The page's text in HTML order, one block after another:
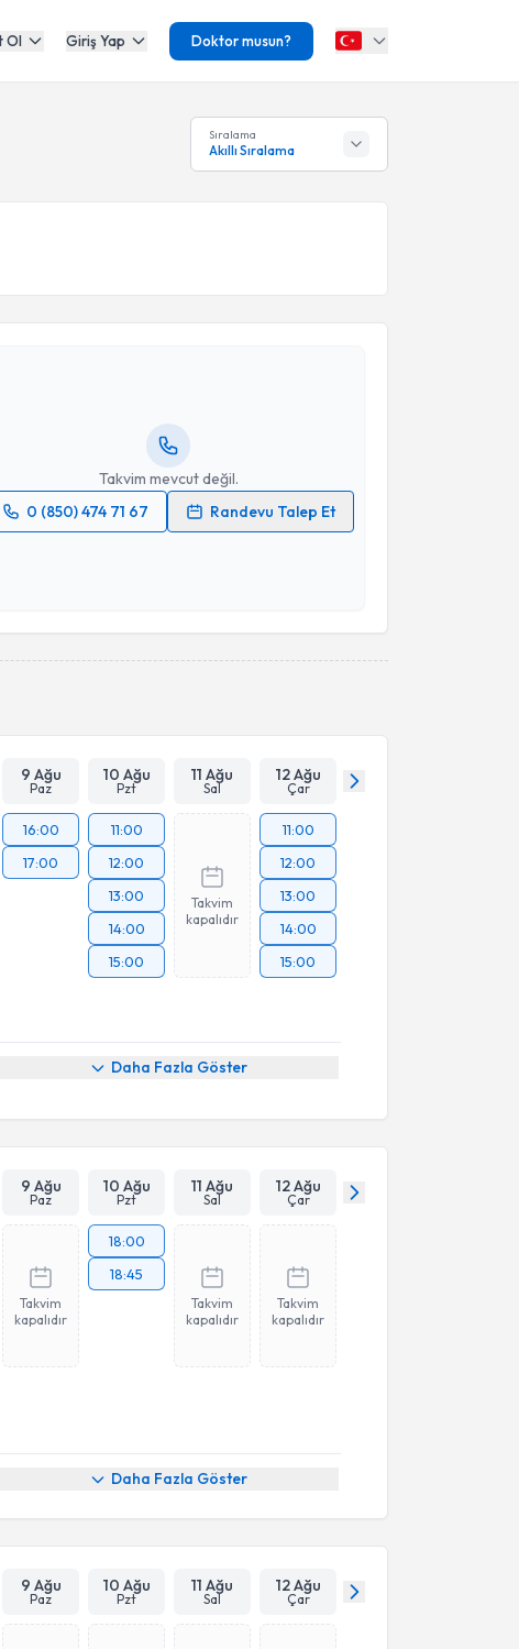
Ol Giriş Yap Doktor musun?
Sıralama
Akıllı Sıralama
Takvim mevcut değil.
0 (850) 474 71 67
Randevu Talep Et
Ayşe Tanyıldız
Takvim Talebini Gönder
9 Ağu
Paz
10 Ağu
Pzt
11 Ağu
Sal
12 Ağu
Çar
16:00
17:00
11:00
12:00
13:00
14:00
15:00
Takvim
kapalıdır
11:00
12:00
13:00
14:00
15:00
Daha Fazla Göster
9 Ağu
Paz
10 Ağu
Pzt
11 Ağu
Sal
12 Ağu
Çar
Takvim
kapalıdır
18:00
18:45
Takvim
kapalıdır
Takvim
kapalıdır
Daha Fazla Göster
9 Ağu
Paz
10 Ağu
Pzt
11 Ağu
Sal
12 Ağu
Çar